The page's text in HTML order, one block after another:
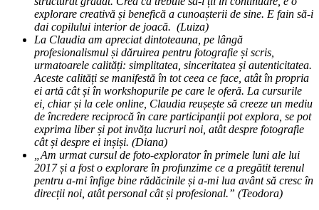
explorare creativă și benefică a cunoașterii de sine. E fain să-i
dai copilului interior de joacă. (Luiza)
La Claudia am apreciat dintoteauna, pe lângă
profesionalismul și dăruirea pentru fotografie și scris,
urmatoarele calități: simplitatea, sinceritatea și autenticitatea.
Aceste calități se manifestă în tot ceea ce face, atât în propria
ei artă cât și în workshopurile pe care le oferă. La cursurile
ei, chiar și la cele online, Claudia reușește să creeze un mediu
de încredere reciprocă în care participanții pot explora, se pot
exprima liber și pot invăța lucruri noi, atât despre fotografie
cât și despre ei inșiși. (Diana)
„Am urmat cursul de foto-explorator în primele luni ale lui
2017 și a fost o explorare în profunzime ce a pregătit terenul
pentru a-mi înfige bine rădăcinile și a-mi lua avânt să cresc în
direcții noi, atât personal cât și profesional.” (Teodora)